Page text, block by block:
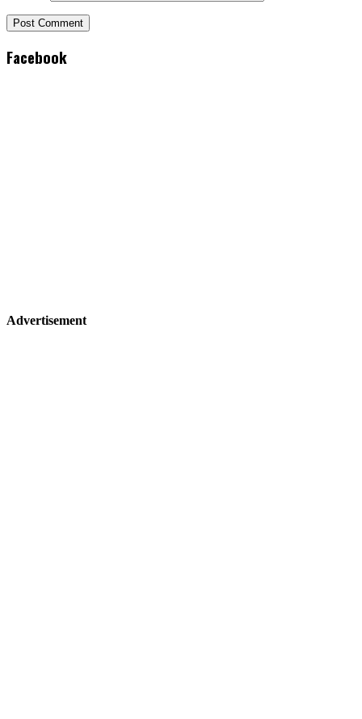
Facebook
Advertisement